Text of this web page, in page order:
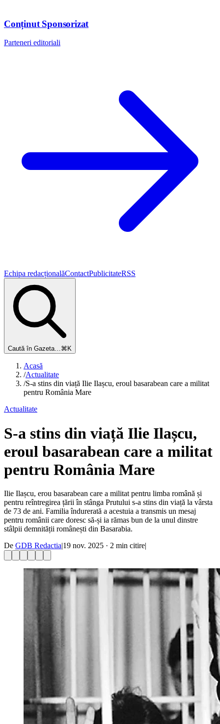
Conținut Sponsorizat
Parteneri editoriali
Echipa redacționalăContactPublicitateRSS
Caută în Gazeta…⌘K
Acasă
/Actualitate
/S-a stins din viață Ilie Ilașcu, eroul basarabean care a militat
pentru România Mare
Actualitate
S-a stins din viață Ilie Ilașcu,
eroul basarabean care a militat
pentru România Mare
Ilie Ilașcu, erou basarabean care a militat pentru limba română și
pentru reîntregirea țării în stânga Prutului s-a stins din viață la vârsta
de 73 de ani. Familia îndurerată a acestuia a transmis un mesaj
pentru românii care doresc să-și ia rămas bun de la unul dinstre
stâlpii demnității românești din Basarabia.
De GDB Redactia|19 nov. 2025 · 2 min citire|